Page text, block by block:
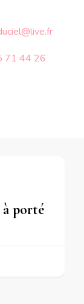
71 44 26